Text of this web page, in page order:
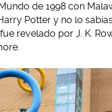
de 1998 con
Potter y no lo
revelado por J. K.